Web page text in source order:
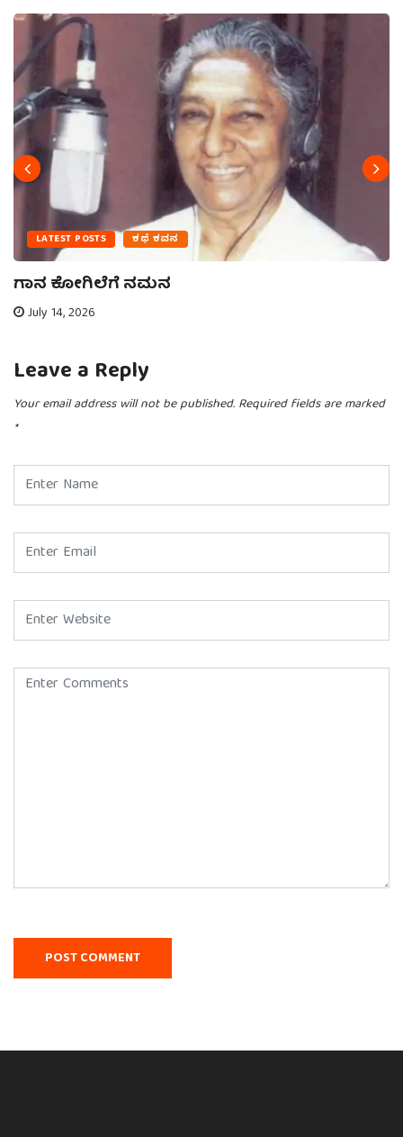
LATEST POSTS ಕಥೆ ಕವನ
ಗಾನ ಕೋಗಿಲೆಗೆ ನಮನ
July 14, 2026
Leave a Reply
Your email address will not be published. Required fields are marked
*